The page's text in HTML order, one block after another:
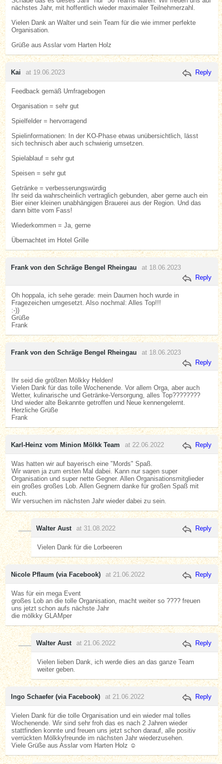
nächstes Jahr, mit hoffentlich wieder maximaler Teilnehmerzahl.
Vielen Dank an Walter und sein Team für die wie immer perfekte
Organisation.
Grüße aus Asslar vom Harten Holz
Kai at 19.06.2023 Reply
Feedback gemäß Umfragebogen
Organisation = sehr gut
Spielfelder = hervorragend
Spielinformationen: In der KO-Phase etwas unübersichtlich, lässt
sich technisch aber auch schwierig umsetzen.
Spielablauf = sehr gut
Speisen = sehr gut
Getränke = verbesserungswürdig
Ihr seid da wahrscheinlich vertraglich gebunden, aber gerne auch ein
Bier einer kleinen unabhängigen Brauerei aus der Region. Und das
dann bitte vom Fass!
Wiederkommen = Ja, gerne
Übernachtet im Hotel Grille
Frank von den Schräge Bengel Rheingau
at 18.06.2023
Reply
Oh hoppala, ich sehe gerade: mein Daumen hoch wurde in
Fragezeichen umgesetzt. Also nochmal: Alles Top!!!
:-))
Grüße
Frank
Frank von den Schräge Bengel Rheingau
at 18.06.2023
Reply
Ihr seid die größten Mölkky Helden!
Vielen Dank für das tolle Wochenende. Vor allem Orga, aber auch
Wetter, kulinarische und Getränke-Versorgung, alles Top????????
Und wieder alte Bekannte getroffen und Neue kennengelernt.
Herzliche Grüße
Frank
Karl-Heinz vom Minion Mölkk Team at 22.06.2022 Reply
Was hatten wir auf bayerisch eine "Mords" Spaß.
Wir waren ja zum ersten Mal dabei. Kann nur sagen super
Organisation und super nette Gegner. Allen Organisationsmitglieder
ein großes großes Lob. Allen Gegnern danke für großen Spaß mit
euch.
Wir versuchen im nächsten Jahr wieder dabei zu sein.
Walter Aust at 31.08.2022 Reply
Vielen Dank für die Lorbeeren
Nicole Pflaum (via Facebook) at 21.06.2022 Reply
Was für ein mega Event
großes Lob an die tolle Organisation, macht weiter so ???? freuen
uns jetzt schon aufs nächste Jahr
die mölkky GLAMper
Walter Aust at 21.06.2022 Reply
Vielen lieben Dank, ich werde dies an das ganze Team
weiter geben.
Ingo Schaefer (via Facebook) at 21.06.2022 Reply
Vielen Dank für die tolle Organisation und ein wieder mal tolles
Wochenende. Wir sind sehr froh das es nach 2 Jahren wieder
stattfinden konnte und freuen uns jetzt schon darauf, alle positiv
verrückten Mölkkyfreunde im nächsten Jahr wiederzusehen.
Viele Grüße aus Asslar vom Harten Holz ☺️